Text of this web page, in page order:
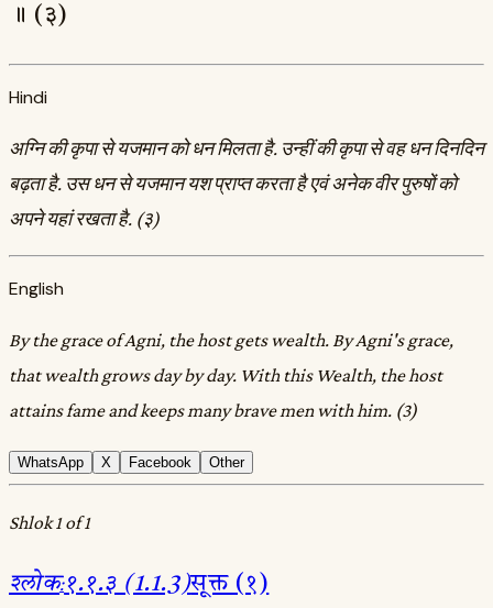
॥ (३)
Hindi
अग्नि की कृपा से यजमान को धन मिलता है. उन्हीं की कृपा से वह धन दिनदिन
बढ़ता है. उस धन से यजमान यश प्राप्त करता है एवं अनेक वीर पुरुषों को
अपने यहां रखता है. (३)
English
By the grace of Agni, the host gets wealth. By Agni's grace,
that wealth grows day by day. With this Wealth, the host
attains fame and keeps many brave men with him. (3)
WhatsApp X Facebook Other
Shlok 1 of 1
श्लोक:१.१.३ (1.1.3)सूक्त (१)